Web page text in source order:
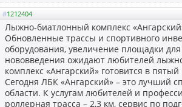
#1212404
Лыжно-биатлонный комплекс
Обновленные трассы и спортивного
оборудования, увеличение площадки
нововведения ожидают любителей
комплекс «Ангарский» готовится в пятый
Сегодня ЛБК «Ангарский» – это лучший
области. К услугам любителей и
роллерная трасса – 2,3 км, сервис по